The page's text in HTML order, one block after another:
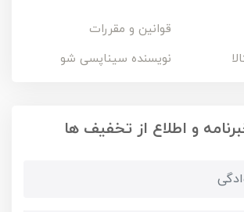
قوانین و مقررات
نویسنده سیناپسی شو
و اطلاع از تخفیف ها